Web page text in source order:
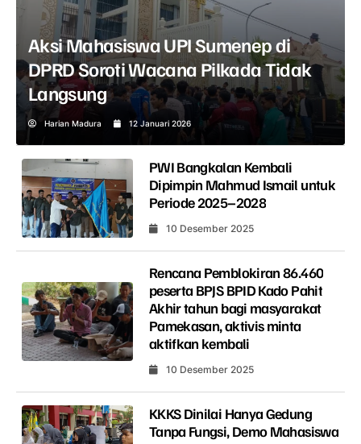
Aksi Mahasiswa UPI Sumenep di
DPRD Soroti Wacana Pilkada Tidak
Langsung
Harian Madura 12 Januari 2026
PWI Bangkalan Kembali
Dipimpin Mahmud Ismail untuk
Periode 2025–2028
10 Desember 2025
Rencana Pemblokiran 86.460
peserta BPJS BPID Kado Pahit
Akhir tahun bagi masyarakat
Pamekasan, aktivis minta
aktifkan kembali
10 Desember 2025
KKKS Dinilai Hanya Gedung
Tanpa Fungsi, Demo Mahasiswa